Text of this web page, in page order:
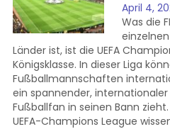
April 4,
Was die
Länder ist, ist die UEFA
Königsklasse. In dieser Liga
Fußballmannschaften
ein spannender,
Fußballfan in seinen Bann
UEFA-Champions League